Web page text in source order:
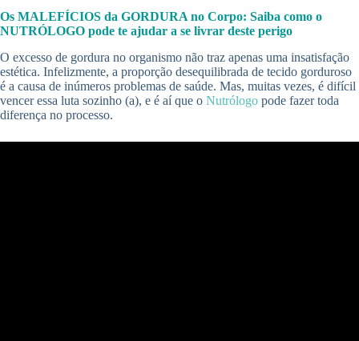
Os MALEFÍCIOS da GORDURA no Corpo: Saiba como o
NUTRÓLOGO pode te ajudar a se livrar deste perigo
O excesso de gordura no organismo não traz apenas uma insatisfação
estética. Infelizmente, a proporção desequilibrada de tecido gorduroso
é a causa de inúmeros problemas de saúde. Mas, muitas vezes, é difícil
vencer essa luta sozinho (a), e é aí que o Nutrólogo pode fazer toda
diferença no processo.